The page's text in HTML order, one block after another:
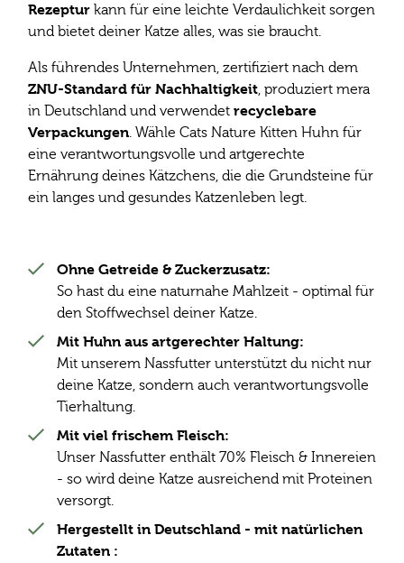
Rezeptur kann für eine leichte Verdaulichkeit sorgen
und bietet deiner Katze alles, was sie braucht.
Als führendes Unternehmen, zertifiziert nach dem
ZNU-Standard für Nachhaltigkeit, produziert mera
in Deutschland und verwendet recyclebare
Verpackungen. Wähle Cats Nature Kitten Huhn für
eine verantwortungsvolle und artgerechte
Ernährung deines Kätzchens, die die Grundsteine für
ein langes und gesundes Katzenleben legt.
Ohne Getreide & Zuckerzusatz:
So hast du eine naturnahe Mahlzeit - optimal für
den Stoffwechsel deiner Katze.
Mit Huhn aus artgerechter Haltung:
Mit unserem Nassfutter unterstützt du nicht nur
deine Katze, sondern auch verantwortungsvolle
Tierhaltung.
Mit viel frischem Fleisch:
Unser Nassfutter enthält 70% Fleisch & Innereien
- so wird deine Katze ausreichend mit Proteinen
versorgt.
Hergestellt in Deutschland - mit natürlichen
Zutaten :